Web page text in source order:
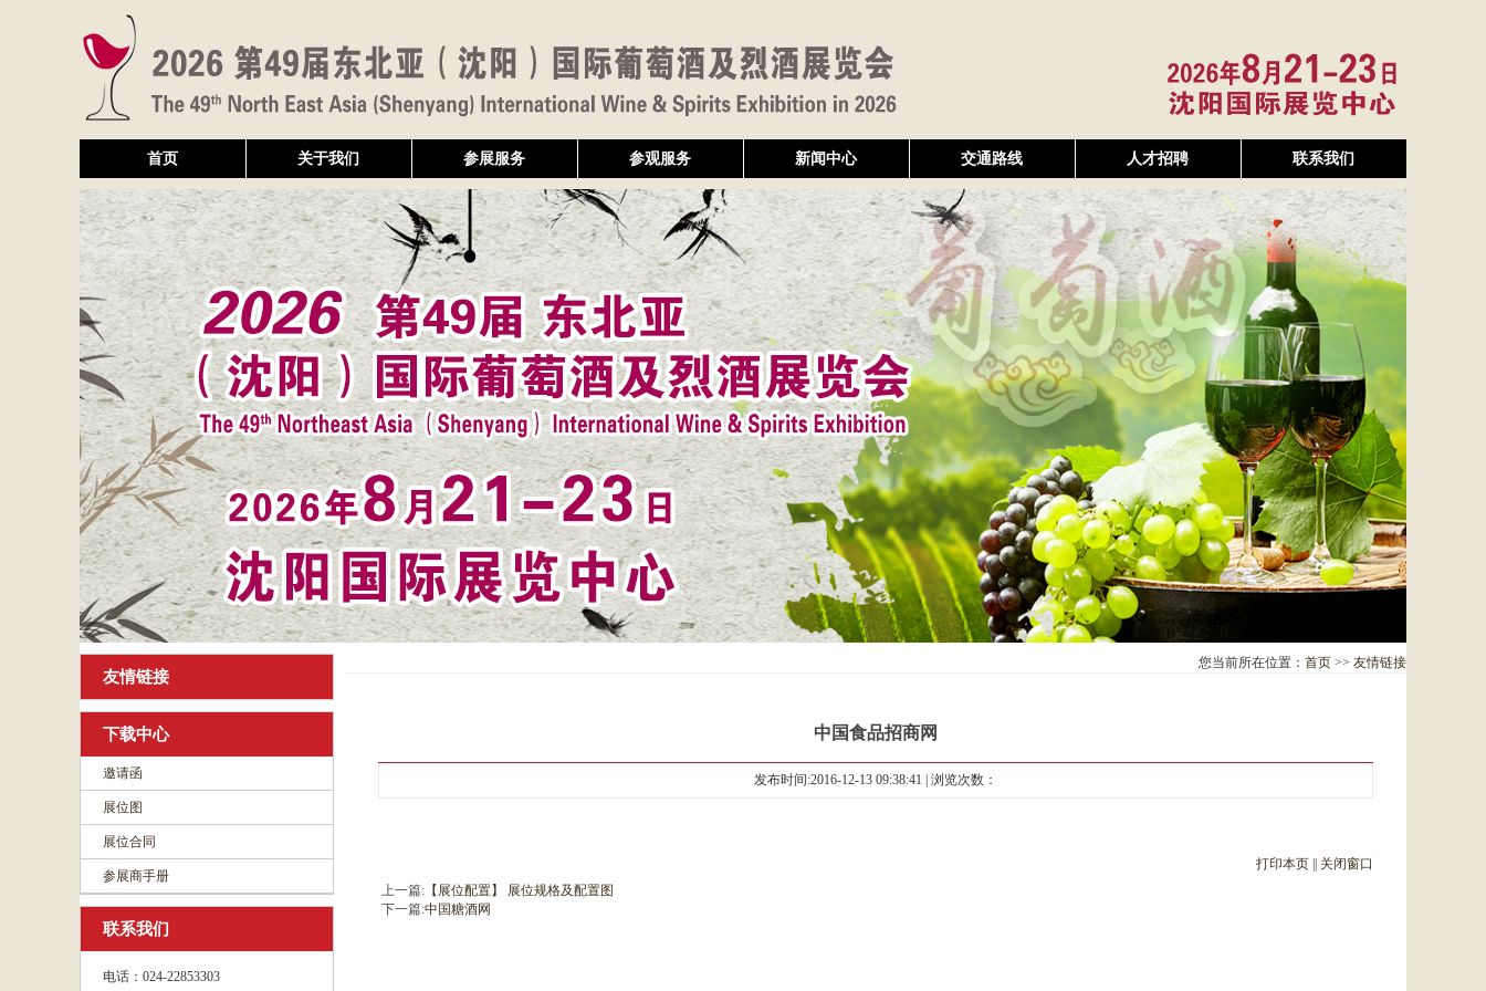
首页 关于我们 参展服务 参观服务 新闻中心 交通路线 人才招聘 联系我们
友情链接
下载中心
邀请函
展位图
展位合同
参展商手册
联系我们
电话：024-22853303
您当前所在位置： 首页 >> 友情链接
中国食品招商网
发布时间:2016-12-13 09:38:41 | 浏览次数：
打印本页
关闭窗口
上一篇: 【展位配置】 展位规格及配置图
下一篇:中国糖酒网